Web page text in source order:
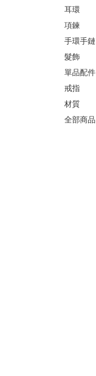
耳環
項鍊
手環手鏈
髮飾
單品配件
戒指
材質
全部商品